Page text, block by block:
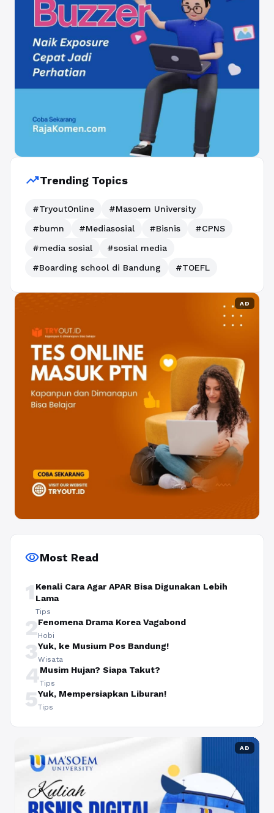
trending_upTrending Topics
#TryoutOnline
#Masoem University
#bumn
#Mediasosial #Bisnis
#CPNS
#media sosial
#sosial media
#Boarding school di Bandung
#TOEFL
AD
visibilityMost Read
1 Kenali Cara Agar APAR Bisa Digunakan Lebih
Lama
Tips
2Fenomena Drama Korea Vagabond
Hobi
3Yuk, ke Musium Pos Bandung!
Wisata
4Musim Hujan? Siapa Takut?
Tips
5Yuk, Mempersiapkan Liburan!
Tips
AD